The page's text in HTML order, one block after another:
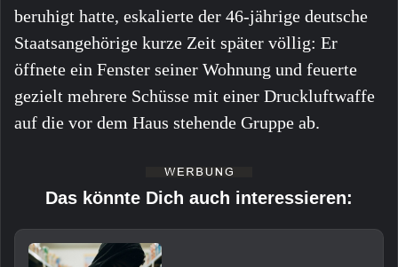
beruhigt hatte, eskalierte der 46-jährige deutsche
Staatsangehörige kurze Zeit später völlig: Er
öffnete ein Fenster seiner Wohnung und feuerte
gezielt mehrere Schüsse mit einer Druckluftwaffe
auf die vor dem Haus stehende Gruppe ab.
Das könnte Dich auch interessieren: